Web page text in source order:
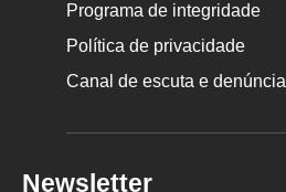
Programa de integridade
Política de privacidade
Canal de escuta e denúncia
Newsletter